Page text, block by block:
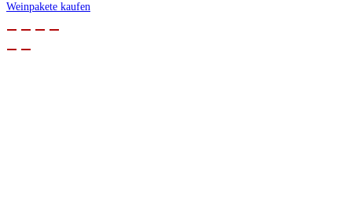
Weinpakete kaufen